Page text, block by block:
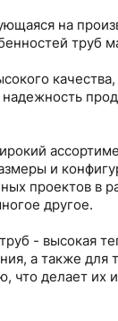
на
труб
и
проектов в
другое.
- высокая
а также
что делает